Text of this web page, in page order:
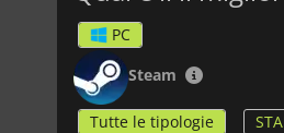
PC
Steam
Tutte le tipologie